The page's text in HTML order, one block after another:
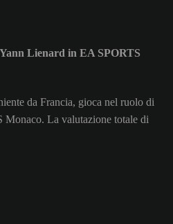
Lienard in EA SPORTS
da Francia, gioca nel ruolo di
La valutazione totale di